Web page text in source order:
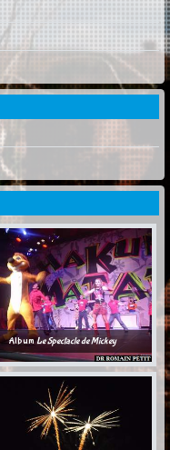
AlbumLe Spectacle de Mickey